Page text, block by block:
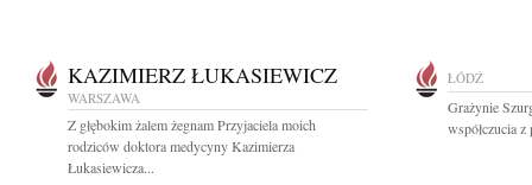
KAZIMIERZ ŁUKASIEWICZ
WARSZAWA
Z głębokim żalem żegnam Przyjaciela moich
rodziców doktora medycyny Kazimierza
Łukasiewicza...
ŁÓDŹ
Grażynie
współczucia